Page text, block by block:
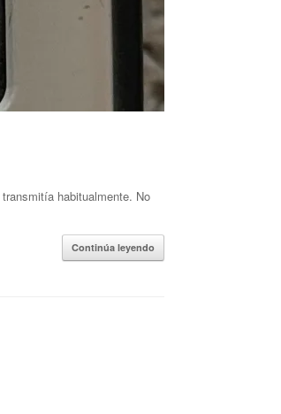
habitualmente. No
Continúa leyendo